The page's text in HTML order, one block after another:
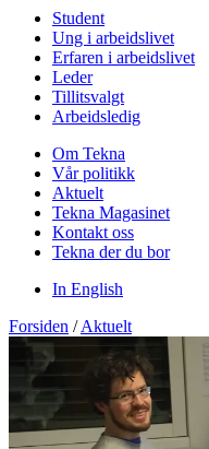
Student
Ung i arbeidslivet
Erfaren i arbeidslivet
Leder
Tillitsvalgt
Arbeidsledig
Om Tekna
Vår politikk
Aktuelt
Tekna Magasinet
Kontakt oss
Tekna der du bor
In English
Forsiden / Aktuelt